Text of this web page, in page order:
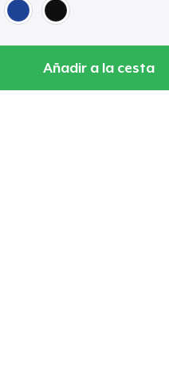
Añadir a la cesta